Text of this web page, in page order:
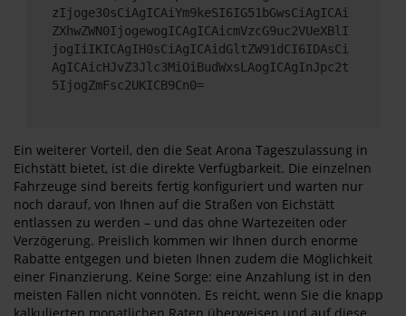
zIjoge30sCiAgICAiYm9keSI6IG51bGwsCiAgICAi
ZXhwZWN0IjogewogICAgICAicmVzcG9uc2VUeXBlI
jogIiIKICAgIH0sCiAgICAidGltZW91dCI6IDAsCi
AgICAicHJvZ3Jlc3MiOiBudWxsLAogICAgInJpc2t
5IjogZmFsc2UKICB9Cn0=
Ein weiterer Vorteil, den die Seat Arona Tageszulassung in
Eichstätt bietet, ist die direkte Verfügbarkeit. Die einzelnen
Fahrzeuge sind bereits fertig konfiguriert und warten nur
noch darauf, von Ihnen auf die Straßen von Eichstätt
entlassen zu werden – und das ohne Wartezeiten oder
Verzögerung. Preislich kommen wir Ihnen durch enorme
Rabatte entgegen und bieten Ihnen zudem die Möglichkeit
einer Finanzierung. Keine Sorge: eine Anzahlung ist in den
meisten Fällen nicht vonnöten. Es reicht, wenn Sie die knapp